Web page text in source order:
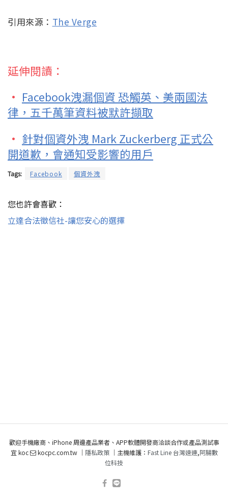
引用來源： The Verge
延伸閱讀：
· Facebook洩漏個資 恐觸英、美兩國法
律，五千萬筆資料被默許擷取
· 針對個資外洩 Mark Zuckerberg 正式公
開道歉，會通知受影響的用戶
Tags: Facebook 個資外洩
您也許會喜歡：
立達合法徵信社-讓您安心的選擇
歡迎手機廠商、iPhone 周邊產品業者、APP軟體開發商洽談合作或產品測試事
宜 koc
kocpc.com.tw ｜ 隱私政策｜主機維護： Fast Line 台灣速連,阿腸數
位科技